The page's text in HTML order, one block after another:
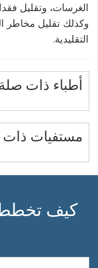
الغرسات، وتقليل
وكذلك تقليل مخاطر
التقليدية.
أطباء ذات
مستفيات
كيف تخطط